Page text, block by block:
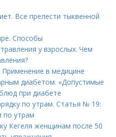
Все прелести тыквенной
Способы
у взрослых. Чем
в медицине
диабетом. «Допустимые
при диабете
по утрам. Статья № 19:
по утрам
Кегеля женщинам после 50